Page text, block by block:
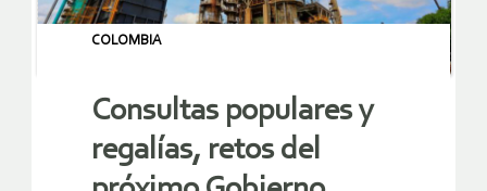
COLOMBIA
Consultas populares y
regalías, retos del